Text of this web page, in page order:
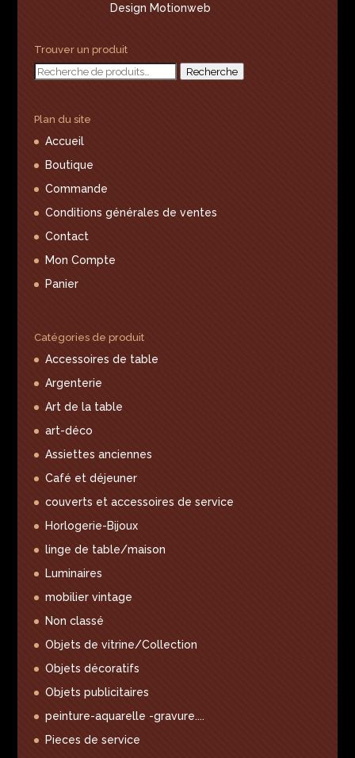
Design Motionweb
Trouver un produit
Recherche
Recherche
Plan du site
Accueil
Boutique
Commande
Conditions générales de ventes
Contact
Mon Compte
Panier
Catégories de produit
Accessoires de table
Argenterie
Art de la table
art-déco
Assiettes anciennes
Café et déjeuner
couverts et accessoires de service
Horlogerie-Bijoux
linge de table/maison
Luminaires
mobilier vintage
Non classé
Objets de vitrine/Collection
Objets décoratifs
Objets publicitaires
peinture-aquarelle -gravure....
Pieces de service